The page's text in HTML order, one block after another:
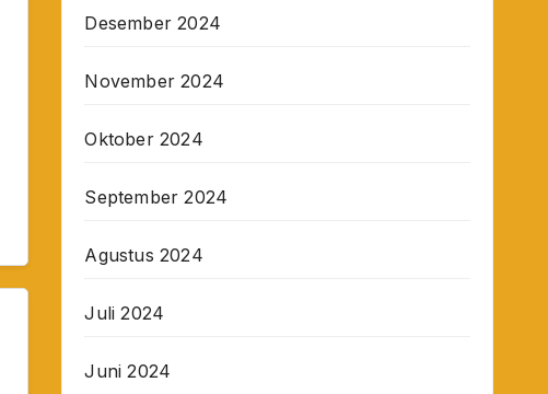
Desember 2024
November 2024
Oktober 2024
September 2024
Agustus 2024
Juli 2024
Juni 2024